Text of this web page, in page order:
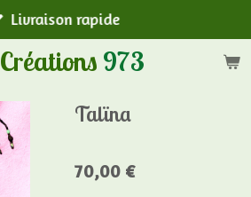
Créations 973
Livraison rapide
Talïna
70,00 €